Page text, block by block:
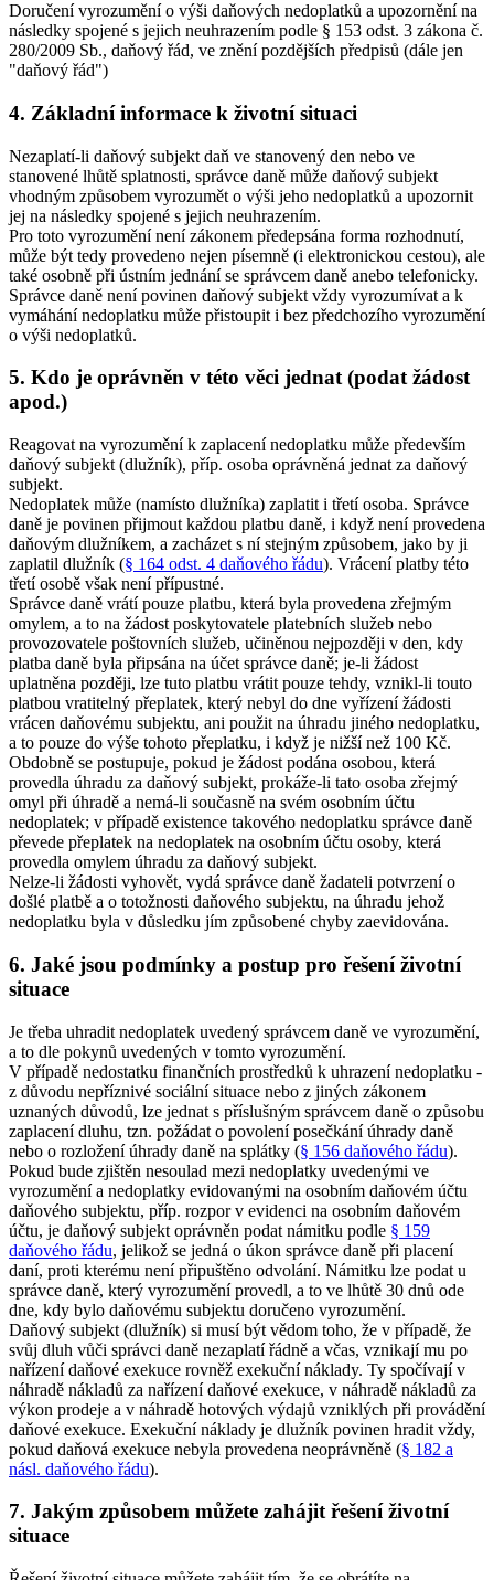
Doručení vyrozumění o výši daňových nedoplatků a upozornění na
následky spojené s jejich neuhrazením podle § 153 odst. 3 zákona č.
280/2009 Sb., daňový řád, ve znění pozdějších předpisů (dále jen
"daňový řád")
4. Základní informace k životní situaci
Nezaplatí-li daňový subjekt daň ve stanovený den nebo ve
stanovené lhůtě splatnosti, správce daně může daňový subjekt
vhodným způsobem vyrozumět o výši jeho nedoplatků a upozornit
jej na následky spojené s jejich neuhrazením.
Pro toto vyrozumění není zákonem předepsána forma rozhodnutí,
může být tedy provedeno nejen písemně (i elektronickou cestou), ale
také osobně při ústním jednání se správcem daně anebo telefonicky.
Správce daně není povinen daňový subjekt vždy vyrozumívat a k
vymáhání nedoplatku může přistoupit i bez předchozího vyrozumění
o výši nedoplatků.
5. Kdo je oprávněn v této věci jednat (podat žádost
apod.)
Reagovat na vyrozumění k zaplacení nedoplatku může především
daňový subjekt (dlužník), příp. osoba oprávněná jednat za daňový
subjekt.
Nedoplatek může (namísto dlužníka) zaplatit i třetí osoba. Správce
daně je povinen přijmout každou platbu daně, i když není provedena
daňovým dlužníkem, a zacházet s ní stejným způsobem, jako by ji
zaplatil dlužník (§ 164 odst. 4 daňového řádu). Vrácení platby této
třetí osobě však není přípustné.
Správce daně vrátí pouze platbu, která byla provedena zřejmým
omylem, a to na žádost poskytovatele platebních služeb nebo
provozovatele poštovních služeb, učiněnou nejpozději v den, kdy
platba daně byla připsána na účet správce daně; je-li žádost
uplatněna později, lze tuto platbu vrátit pouze tehdy, vznikl-li touto
platbou vratitelný přeplatek, který nebyl do dne vyřízení žádosti
vrácen daňovému subjektu, ani použit na úhradu jiného nedoplatku,
a to pouze do výše tohoto přeplatku, i když je nižší než 100 Kč.
Obdobně se postupuje, pokud je žádost podána osobou, která
provedla úhradu za daňový subjekt, prokáže-li tato osoba zřejmý
omyl při úhradě a nemá-li současně na svém osobním účtu
nedoplatek; v případě existence takového nedoplatku správce daně
převede přeplatek na nedoplatek na osobním účtu osoby, která
provedla omylem úhradu za daňový subjekt.
Nelze-li žádosti vyhovět, vydá správce daně žadateli potvrzení o
došlé platbě a o totožnosti daňového subjektu, na úhradu jehož
nedoplatku byla v důsledku jím způsobené chyby zaevidována.
6. Jaké jsou podmínky a postup pro řešení životní
situace
Je třeba uhradit nedoplatek uvedený správcem daně ve vyrozumění,
a to dle pokynů uvedených v tomto vyrozumění.
V případě nedostatku finančních prostředků k uhrazení nedoplatku -
z důvodu nepříznivé sociální situace nebo z jiných zákonem
uznaných důvodů, lze jednat s příslušným správcem daně o způsobu
zaplacení dluhu, tzn. požádat o povolení posečkání úhrady daně
nebo o rozložení úhrady daně na splátky (§ 156 daňového řádu).
Pokud bude zjištěn nesoulad mezi nedoplatky uvedenými ve
vyrozumění a nedoplatky evidovanými na osobním daňovém účtu
daňového subjektu, příp. rozpor v evidenci na osobním daňovém
účtu, je daňový subjekt oprávněn podat námitku podle § 159
daňového řádu, jelikož se jedná o úkon správce daně při placení
daní, proti kterému není připuštěno odvolání. Námitku lze podat u
správce daně, který vyrozumění provedl, a to ve lhůtě 30 dnů ode
dne, kdy bylo daňovému subjektu doručeno vyrozumění.
Daňový subjekt (dlužník) si musí být vědom toho, že v případě, že
svůj dluh vůči správci daně nezaplatí řádně a včas, vznikají mu po
nařízení daňové exekuce rovněž exekuční náklady. Ty spočívají v
náhradě nákladů za nařízení daňové exekuce, v náhradě nákladů za
výkon prodeje a v náhradě hotových výdajů vzniklých při provádění
daňové exekuce. Exekuční náklady je dlužník povinen hradit vždy,
pokud daňová exekuce nebyla provedena neoprávněně (§ 182 a
násl. daňového řádu).
7. Jakým způsobem můžete zahájit řešení životní
situace